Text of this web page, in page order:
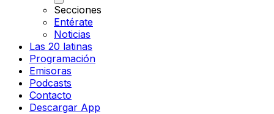
Secciones
Entérate
Noticias
Las 20 latinas
Programación
Emisoras
Podcasts
Contacto
Descargar App